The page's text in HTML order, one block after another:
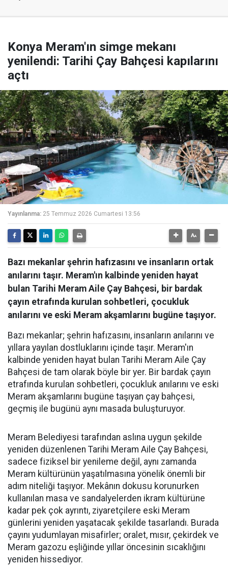
Konya Meram'ın simge mekanı
yenilendi: Tarihi Çay Bahçesi kapılarını
açtı
Yayınlanma: 25 Temmuz 2026 Cumartesi 13:56
Bazı mekanlar şehrin hafızasını ve insanların ortak
anılarını taşır. Meram'ın kalbinde yeniden hayat
bulan Tarihi Meram Aile Çay Bahçesi, bir bardak
çayın etrafında kurulan sohbetleri, çocukluk
anılarını ve eski Meram akşamlarını bugüne taşıyor.
Bazı mekanlar; şehrin hafızasını, insanların anılarını ve
yıllara yayılan dostluklarını içinde taşır. Meram'ın
kalbinde yeniden hayat bulan Tarihi Meram Aile Çay
Bahçesi de tam olarak böyle bir yer. Bir bardak çayın
etrafında kurulan sohbetleri, çocukluk anılarını ve eski
Meram akşamlarını bugüne taşıyan çay bahçesi,
geçmiş ile bugünü aynı masada buluşturuyor.
Meram Belediyesi tarafından aslına uygun şekilde
yeniden düzenlenen Tarihi Meram Aile Çay Bahçesi,
sadece fiziksel bir yenileme değil, aynı zamanda
Meram kültürünün yaşatılmasına yönelik önemli bir
adım niteliği taşıyor. Mekânın dokusu korunurken
kullanılan masa ve sandalyelerden ikram kültürüne
kadar pek çok ayrıntı, ziyaretçilere eski Meram
günlerini yeniden yaşatacak şekilde tasarlandı. Burada
çayını yudumlayan misafirler; oralet, mısır, çekirdek ve
Meram gazozu eşliğinde yıllar öncesinin sıcaklığını
yeniden hissediyor.